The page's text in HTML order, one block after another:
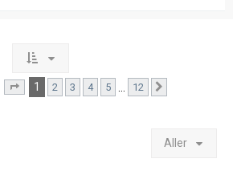
Page sur12
1 2 3 4 5 12
Aller